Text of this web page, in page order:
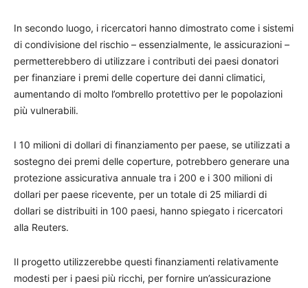
In secondo luogo, i ricercatori hanno dimostrato come i sistemi
di condivisione del rischio – essenzialmente, le assicurazioni –
permetterebbero di utilizzare i contributi dei paesi donatori
per finanziare i premi delle coperture dei danni climatici,
aumentando di molto l’ombrello protettivo per le popolazioni
più vulnerabili.
I 10 milioni di dollari di finanziamento per paese, se utilizzati a
sostegno dei premi delle coperture, potrebbero generare una
protezione assicurativa annuale tra i 200 e i 300 milioni di
dollari per paese ricevente, per un totale di 25 miliardi di
dollari se distribuiti in 100 paesi, hanno spiegato i ricercatori
alla Reuters.
Il progetto utilizzerebbe questi finanziamenti relativamente
modesti per i paesi più ricchi, per fornire un’assicurazione